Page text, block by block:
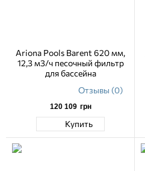
Ariona Pools Barent 620 мм,
12,3 м3/ч песочный фильтр
для бассейна
Отзывы (0)
120 109 грн
Купить